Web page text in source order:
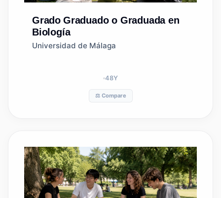
Grado Graduado o Graduada en
Biología
Universidad de Málaga
48Y
⚖️ Compare